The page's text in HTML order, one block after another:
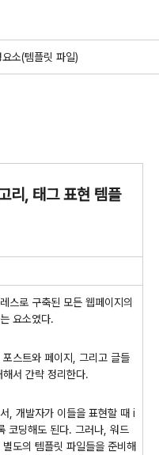
소(템플릿 파일)
리, 태그 표현 템플
스로 구축된 모든 웹페이지의
요소였다.
스트와 페이지, 그리고 글들
서 간략 정리한다.
, 개발자가 이들을 표현할 때 i
코딩해도 된다. 그러나, 워드
도의 템플릿 파일들을 준비해